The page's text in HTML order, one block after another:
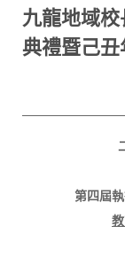
九龍地域
典禮暨己
第四屆